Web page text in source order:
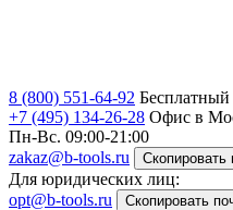
8 (800) 551-64-92 Бесплатный
+7 (495) 134-26-28 Офис в
Пн-Вс. 09:00-21:00
zakaz@b-tools.ru
Скопировать
Для юридических лиц:
opt@b-tools.ru
Скопировать